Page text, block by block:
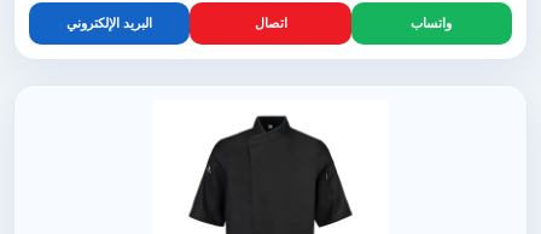
واتساب اتصال البريد الإلكتروني